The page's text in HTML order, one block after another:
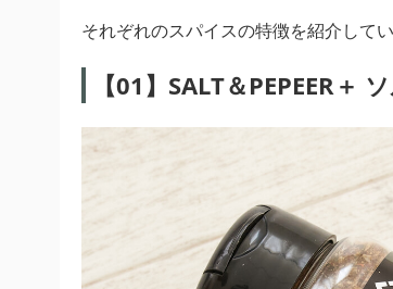
それぞれのスパイスの特徴を紹介してい
【01】SALT＆PEPEER＋